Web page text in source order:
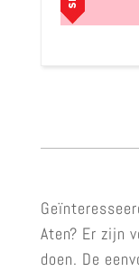
Aten? Er zijn
doen. De